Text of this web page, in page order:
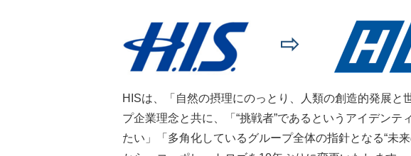
HISは、「自然の摂理にのっとり、人類の創造的発展と
プ企業理念と共に、「“挑戦者”であるというアイデンテ
たい」「多角化しているグループ全体の指針となる“未